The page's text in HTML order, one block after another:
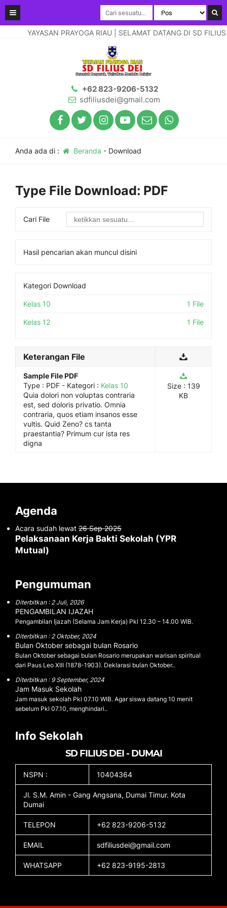
YAYASAN PRAYOGA RIAU | SELAMAT DATANG DI SD
+62 823-9206-5132
sdfiliusdei@gmail.com
Anda ada di : Beranda - Download
Type File Download: PDF
Cari File
Hasil pencarian akan muncul disini
Kategori Download
Kelas 10 1 File
Kelas 12 1 File
Keterangan File
Sample File PDF
Type : PDF - Kategori : Kelas 10
Quia dolori non voluptas contraria
est, sed doloris privatio. Omnia
contraria, quos etiam insanos esse
vultis. Quid Zeno? cs tanta
praestantia? Primum cur ista res
digna
Size : 139
KB
Agenda
Acara sudah lewat 26 Sep 2025
Pelaksanaan Kerja Bakti Sekolah (YPR
Mutual)
Pengumuman
Diterbitkan : 2 Juli, 2026
PENGAMBILAN IJAZAH
Pengambilan Ijazah (Selama Jam Kerja) Pkl 12.30 – 14.00 WIB.
Diterbitkan : 2 Oktober, 2024
Bulan Oktober sebagai bulan Rosario
Bulan Oktober sebagai bulan Rosario merupakan warisan spiritual
dari Paus Leo XIII (1878-1903). Deklarasi bulan Oktober..
Diterbitkan : 9 September, 2024
Jam Masuk Sekolah
Jam masuk sekolah Pkl 07.10 WIB. Agar siswa datang 10 menit
sebelum Pkl 07.10, menghindari..
Info Sekolah
SD FILIUS DEI - DUMAI
NSPN : 10404364
Jl. S.M. Amin - Gang Angsana, Dumai Timur. Kota
Dumai
TELEPON +62 823-9206-5132
EMAIL sdfiliusdei@gmail.com
WHATSAPP +62 823-9195-2813